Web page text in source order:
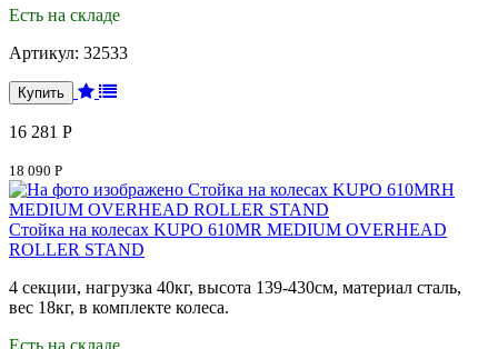
Есть на складе
Артикул: 32533
16 281 Р
18 090 Р
Стойка на колесах KUPO 610MR MEDIUM OVERHEAD
ROLLER STAND
4 секции, нагрузка 40кг, высота 139-430см, материал сталь,
вес 18кг, в комплекте колеса.
Есть на складе